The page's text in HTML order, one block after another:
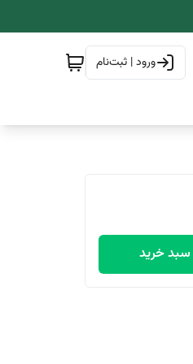
ورود | ثبت‌نام
سبد خرید